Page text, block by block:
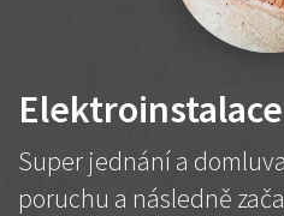
Elektroinstalace
Super jednání a
poruchu a následně